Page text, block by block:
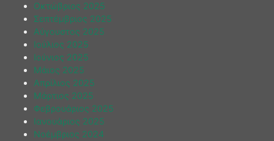
Οκτώβριος 2025
Σεπτέμβριος 2025
Αύγουστος 2025
Ιούλιος 2025
Ιούνιος 2025
Μάιος 2025
Απρίλιος 2025
Μάρτιος 2025
Φεβρουάριος 2025
Ιανουάριος 2025
Νοέμβριος 2024